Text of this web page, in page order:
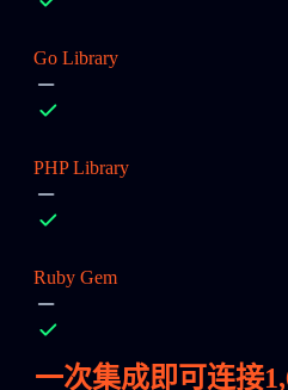
Go Library
PHP Library
Ruby Gem
一次集成即可连接